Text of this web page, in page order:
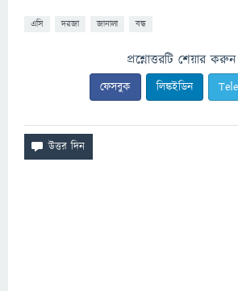
এসি দরজা জানালা বন্ধ
প্রশ্নোত্তরটি শেয়ার করুন
ফেসবুক লিঙ্কইডিন